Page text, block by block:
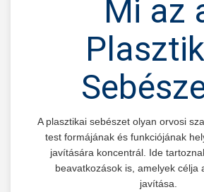
Mi az
A plasztikai sebészet olyan orvosi
test formájának és funkciójának
javítására koncentrál. Ide
beavatkozások is, amelyek célja
javítása.